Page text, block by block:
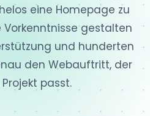
eine Homepage zu
Vorkenntnisse gestalten
und hunderten
den Webauftritt, der
passt.